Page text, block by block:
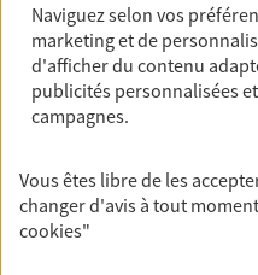
Mandataire
Protection
63000 Clermont
Naviguez selon vos
marketing et de
d'afficher du contenu
publicités personnalisées
campagnes.
Vous êtes libre de les
changer d'avis à tout
cookies"